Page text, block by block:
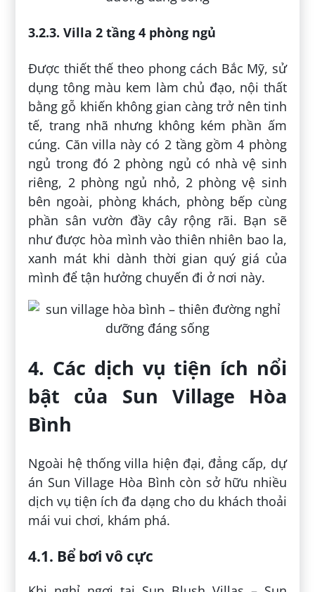
3.2.3. Villa 2 tầng 4 phòng ngủ
Được thiết thế theo phong cách Bắc Mỹ, sử
dụng tông màu kem làm chủ đạo, nội thất
bằng gỗ khiến không gian càng trở nên tinh
tế, trang nhã nhưng không kém phần ấm
cúng. Căn villa này có 2 tầng gồm 4 phòng
ngủ trong đó 2 phòng ngủ có nhà vệ sinh
riêng, 2 phòng ngủ nhỏ, 2 phòng vệ sinh
bên ngoài, phòng khách, phòng bếp cùng
phần sân vườn đầy cây rộng rãi. Bạn sẽ
như được hòa mình vào thiên nhiên bao la,
xanh mát khi dành thời gian quý giá của
mình để tận hưởng chuyến đi ở nơi này.
4. Các dịch vụ tiện ích nổi
bật của Sun Village Hòa
Bình
Ngoài hệ thống villa hiện đại, đẳng cấp, dự
án Sun Village Hòa Bình còn sở hữu nhiều
dịch vụ tiện ích đa dạng cho du khách thoải
mái vui chơi, khám phá.
4.1. Bể bơi vô cực